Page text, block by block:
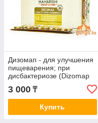
Дизомап - для улучшения
пищеварения; при
дисбактериозе (Dizomap
MAHARISHI AYURVEDA),
100 таб.
3 000 ₸
Купить